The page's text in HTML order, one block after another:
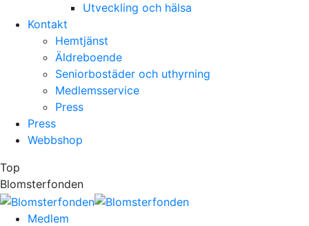
Utveckling och hälsa
Kontakt
Hemtjänst
Äldreboende
Seniorbostäder och uthyrning
Medlemsservice
Press
Press
Webbshop
Top
Blomsterfonden
Medlem